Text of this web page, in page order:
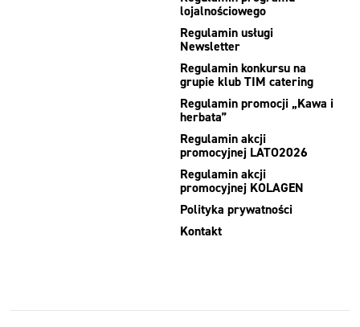
lojalnościowego
Regulamin usługi
Newsletter
Regulamin konkursu na
grupie klub TIM catering
Regulamin promocji „Kawa i
herbata”
Regulamin akcji
promocyjnej LATO2026
Regulamin akcji
promocyjnej KOLAGEN
Polityka prywatności
Kontakt